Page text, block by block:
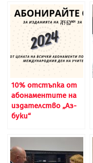
10% отстъпка от
абонаментите на
издателство „Аз-
буки“